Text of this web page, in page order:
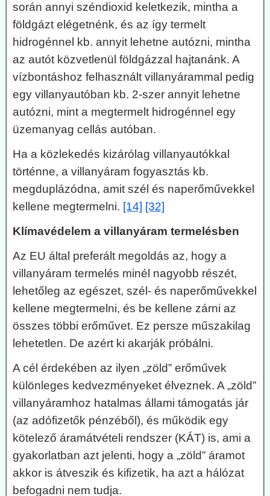
során annyi széndioxid keletkezik, mintha a
földgázt elégetnénk, és az így termelt
hidrogénnel kb. annyit lehetne autózni, mintha
az autót közvetlenül földgázzal hajtanánk. A
vízbontáshoz felhasznált villanyárammal pedig
egy villanyautóban kb. 2-szer annyit lehetne
autózni, mint a megtermelt hidrogénnel egy
üzemanyag cellás autóban.
Ha a közlekedés kizárólag villanyautókkal
történne, a villanyáram fogyasztás kb.
megduplázódna, amit szél és naperőművekkel
kellene megtermelni. [14] [32]
Klímavédelem a villanyáram termelésben
Az EU által preferált megoldás az, hogy a
villanyáram termelés minél nagyobb részét,
lehetőleg az egészet, szél- és naperőművekkel
kellene megtermelni, és be kellene zárni az
összes többi erőművet. Ez persze műszakilag
lehetetlen. De azért ki akarják próbálni.
A cél érdekében az ilyen „zöld” erőművek
különleges kedvezményeket élveznek. A „zöld”
villanyáramhoz hatalmas állami támogatás jár
(az adófizetők pénzéből), és működik egy
kötelező áramátvételi rendszer (KÁT) is, ami a
gyakorlatban azt jelenti, hogy a „zöld” áramot
akkor is átveszik és kifizetik, ha azt a hálózat
befogadni nem tudja.